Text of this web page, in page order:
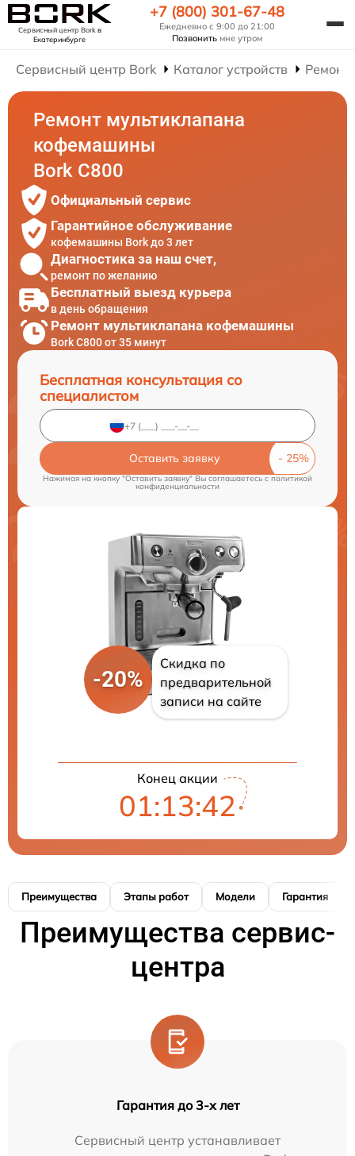
Сервисный центр Borkв
Екатеринбурге
+7 (800) 301-67-48
Ежедневно с 9:00 до 21:00
Позвонить мне утром
Сервисный центр Bork Каталог устройств
Ремонт мультиклапана
кофемашины
Bork C800
Официальный сервис
Гарантийное обслуживание
кофемашины Bork до 3 лет
Диагностика за наш счет,
ремонт по желанию
Бесплатный выезд курьера
в день обращения
Ремонт мультиклапана кофемашины
Bork C800 от 35 минут
Бесплатная консультация со
специалистом
Оставить заявку
Нажимая на кнопку "Оставить заявку" Вы соглашаетесь cполитикой
конфиденциальности
-20%
Скидка по
предварительной
записи на сайте
Конец акции
01:13:41
Преимущества Этапы работ Модели Гарантия
Преимущества сервис-
центра
Гарантия до 3-х лет
Сервисный центр устанавливает